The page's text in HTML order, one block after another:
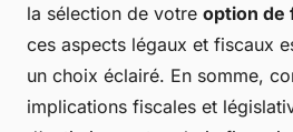
la sélection de votre option de
ces aspects légaux et fiscaux
un choix éclairé. En somme,
implications fiscales et